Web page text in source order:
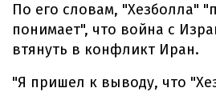
По его словам, "Хезболла"
понимает", что война с
втянуть в конфликт Иран.
"Я пришел к выводу, что